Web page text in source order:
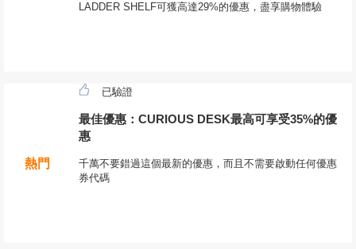
LADDER SHELF可獲高達29%的優惠，盡享購物體驗
熱門
已驗證
最佳優惠：CURIOUS DESK最高可享受35%的優
惠
千萬不要錯過這個最新的優惠，而且不需要啟動任何優惠
券代碼